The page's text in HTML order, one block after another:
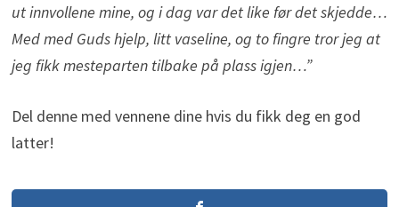
ut innvollene mine, og i dag var det like før det skjedde…
Med med Guds hjelp, litt vaseline, og to fingre tror jeg at
jeg fikk mesteparten tilbake på plass igjen…”
Del denne med vennene dine hvis du fikk deg en god
latter!